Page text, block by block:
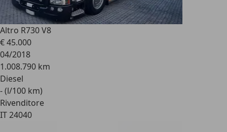
Altro R730 V8
€ 45.000
04/2018
1.008.790 km
Diesel
- (l/100 km)
Rivenditore
IT 24040